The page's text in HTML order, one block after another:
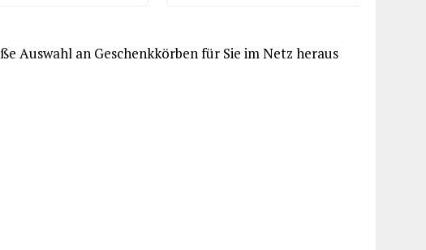
Auswahl an Geschenkkörben für Sie im Netz heraus